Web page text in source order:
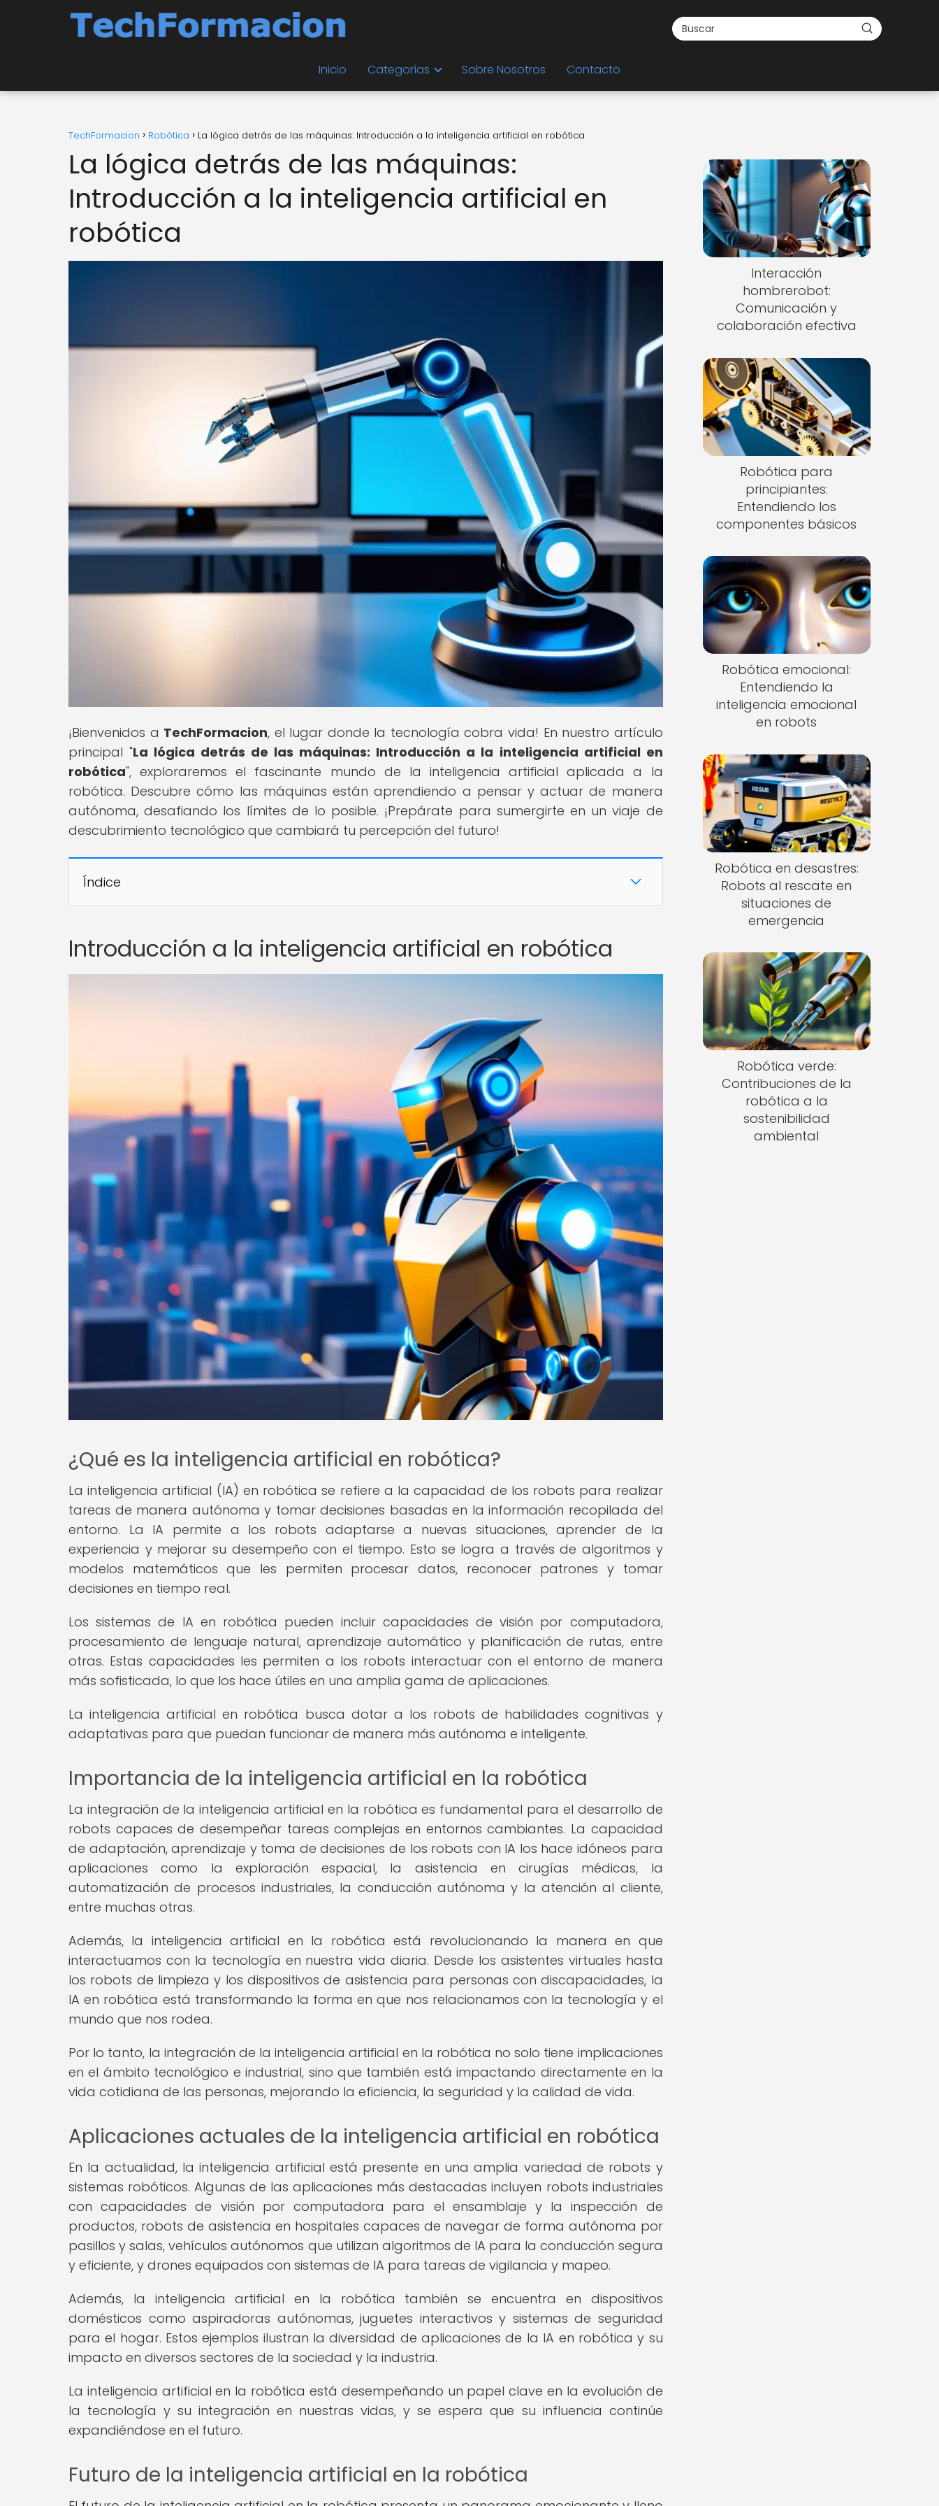
Inicio Categorías Sobre Nosotros Contacto
TechFormacion Robótica La lógica detrás de las máquinas: Introducción a la inteligencia artificial en robótica
La lógica detrás de las máquinas:
Introducción a la inteligencia artificial en
robótica
¡Bienvenidos a TechFormacion, el lugar donde la tecnología cobra vida! En nuestro artículo
principal "La lógica detrás de las máquinas: Introducción a la inteligencia artificial en
robótica", exploraremos el fascinante mundo de la inteligencia artificial aplicada a la
robótica. Descubre cómo las máquinas están aprendiendo a pensar y actuar de manera
autónoma, desafiando los límites de lo posible. ¡Prepárate para sumergirte en un viaje de
descubrimiento tecnológico que cambiará tu percepción del futuro!
Índice
Introducción a la inteligencia artificial en robótica
¿Qué es la inteligencia artificial en robótica?
La inteligencia artificial (IA) en robótica se refiere a la capacidad de los robots para realizar
tareas de manera autónoma y tomar decisiones basadas en la información recopilada del
entorno. La IA permite a los robots adaptarse a nuevas situaciones, aprender de la
experiencia y mejorar su desempeño con el tiempo. Esto se logra a través de algoritmos y
modelos matemáticos que les permiten procesar datos, reconocer patrones y tomar
decisiones en tiempo real.
Los sistemas de IA en robótica pueden incluir capacidades de visión por computadora,
procesamiento de lenguaje natural, aprendizaje automático y planificación de rutas, entre
otras. Estas capacidades les permiten a los robots interactuar con el entorno de manera
más sofisticada, lo que los hace útiles en una amplia gama de aplicaciones.
La inteligencia artificial en robótica busca dotar a los robots de habilidades cognitivas y
adaptativas para que puedan funcionar de manera más autónoma e inteligente.
Importancia de la inteligencia artificial en la robótica
La integración de la inteligencia artificial en la robótica es fundamental para el desarrollo de
robots capaces de desempeñar tareas complejas en entornos cambiantes. La capacidad
de adaptación, aprendizaje y toma de decisiones de los robots con IA los hace idóneos para
aplicaciones como la exploración espacial, la asistencia en cirugías médicas, la
automatización de procesos industriales, la conducción autónoma y la atención al cliente,
entre muchas otras.
Además, la inteligencia artificial en la robótica está revolucionando la manera en que
interactuamos con la tecnología en nuestra vida diaria. Desde los asistentes virtuales hasta
los robots de limpieza y los dispositivos de asistencia para personas con discapacidades, la
IA en robótica está transformando la forma en que nos relacionamos con la tecnología y el
mundo que nos rodea.
Por lo tanto, la integración de la inteligencia artificial en la robótica no solo tiene implicaciones
en el ámbito tecnológico e industrial, sino que también está impactando directamente en la
vida cotidiana de las personas, mejorando la eficiencia, la seguridad y la calidad de vida.
Aplicaciones actuales de la inteligencia artificial en robótica
En la actualidad, la inteligencia artificial está presente en una amplia variedad de robots y
sistemas robóticos. Algunas de las aplicaciones más destacadas incluyen robots industriales
con capacidades de visión por computadora para el ensamblaje y la inspección de
productos, robots de asistencia en hospitales capaces de navegar de forma autónoma por
pasillos y salas, vehículos autónomos que utilizan algoritmos de IA para la conducción segura
y eficiente, y drones equipados con sistemas de IA para tareas de vigilancia y mapeo.
Además, la inteligencia artificial en la robótica también se encuentra en dispositivos
domésticos como aspiradoras autónomas, juguetes interactivos y sistemas de seguridad
para el hogar. Estos ejemplos ilustran la diversidad de aplicaciones de la IA en robótica y su
impacto en diversos sectores de la sociedad y la industria.
La inteligencia artificial en la robótica está desempeñando un papel clave en la evolución de
la tecnología y su integración en nuestras vidas, y se espera que su influencia continúe
expandiéndose en el futuro.
Futuro de la inteligencia artificial en la robótica
Interacción
hombrerobot:
Comunicación y
colaboración efectiva
Robótica para
principiantes:
Entendiendo los
componentes básicos
Robótica emocional:
Entendiendo la
inteligencia emocional
en robots
Robótica en desastres:
Robots al rescate en
situaciones de
emergencia
Robótica verde:
Contribuciones de la
robótica a la
sostenibilidad
ambiental